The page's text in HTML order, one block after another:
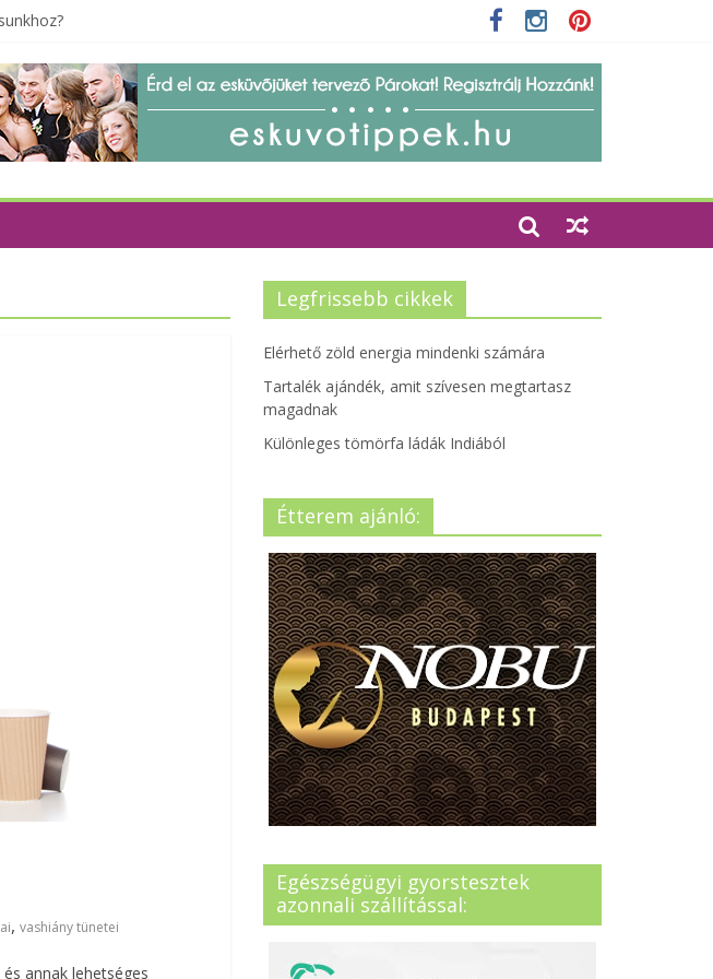
magadnak
környezetbarát szempontjainak erősítése
, vashiány tünetei
annak lehetséges
Legfrissebb cikkek
Elérhető zöld energia mindenki számára
Tartalék ajándék, amit szívesen megtartasz
magadnak
Különleges tömörfa ládák Indiából
Étterem ajánló:
Egészségügyi gyorstesztek
azonnali szállítással: